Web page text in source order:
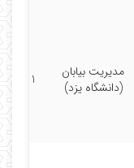
مدیریت بیابان
(دانشگاه یزد)
1401